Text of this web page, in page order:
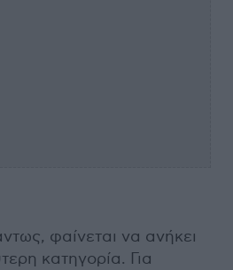
φαίνεται να ανήκει
κατηγορία. Για